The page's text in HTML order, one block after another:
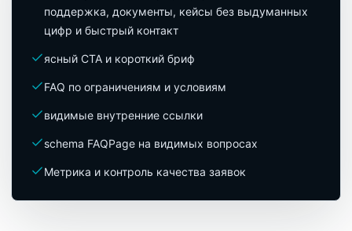
поддержка, документы, кейсы без выдуманных
цифр и быстрый контакт
ясный CTA и короткий бриф
FAQ по ограничениям и условиям
видимые внутренние ссылки
schema FAQPage на видимых вопросах
Метрика и контроль качества заявок